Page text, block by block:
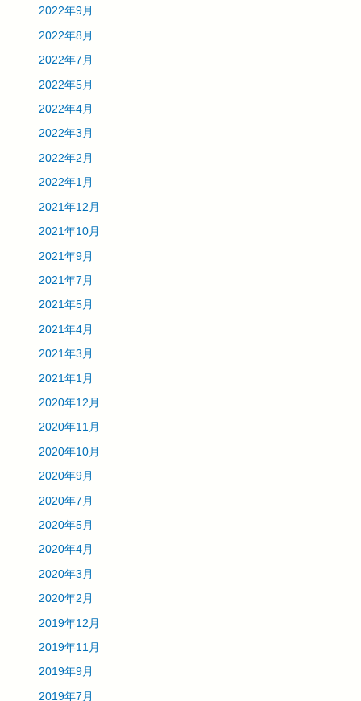
2022年9月
2022年8月
2022年7月
2022年5月
2022年4月
2022年3月
2022年2月
2022年1月
2021年12月
2021年10月
2021年9月
2021年7月
2021年5月
2021年4月
2021年3月
2021年1月
2020年12月
2020年11月
2020年10月
2020年9月
2020年7月
2020年5月
2020年4月
2020年3月
2020年2月
2019年12月
2019年11月
2019年9月
2019年7月